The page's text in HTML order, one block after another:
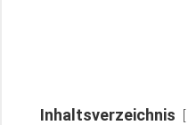
Inhaltsverzeichnis